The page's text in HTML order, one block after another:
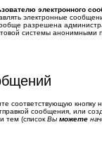
электронного
электронные
разрешена
системы анонимными
соответствующую
сообщения, или
тем (список Вы можете